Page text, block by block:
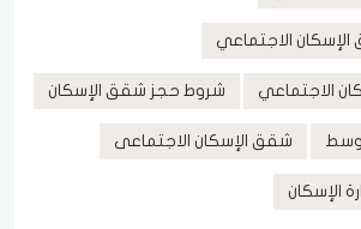
الاجتماعي
الاجتماعي شروط حجز شقق الإسكان
شقق الإسكان الاجتماعى
الإسكان